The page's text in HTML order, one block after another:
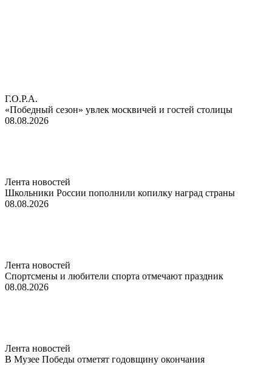
Г.О.Р.А.
«Победный сезон» увлек москвичей и гостей столицы
08.08.2026
Лента новостей
Школьники России пополнили копилку наград страны
08.08.2026
Лента новостей
Спортсмены и любители спорта отмечают праздник
08.08.2026
Лента новостей
В Музее Победы отметят годовщину окончания